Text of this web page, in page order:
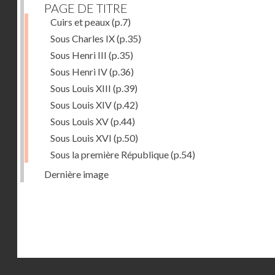
PAGE DE TITRE
Cuirs et peaux(p.7)
Sous Charles IX(p.35)
Sous Henri III (p.35)
Sous Henri IV(p.36)
Sous Louis XIII (p.39)
Sous Louis XIV(p.42)
Sous Louis XV(p.44)
Sous Louis XVI (p.50)
Sous la première République(p.54)
Dernière image